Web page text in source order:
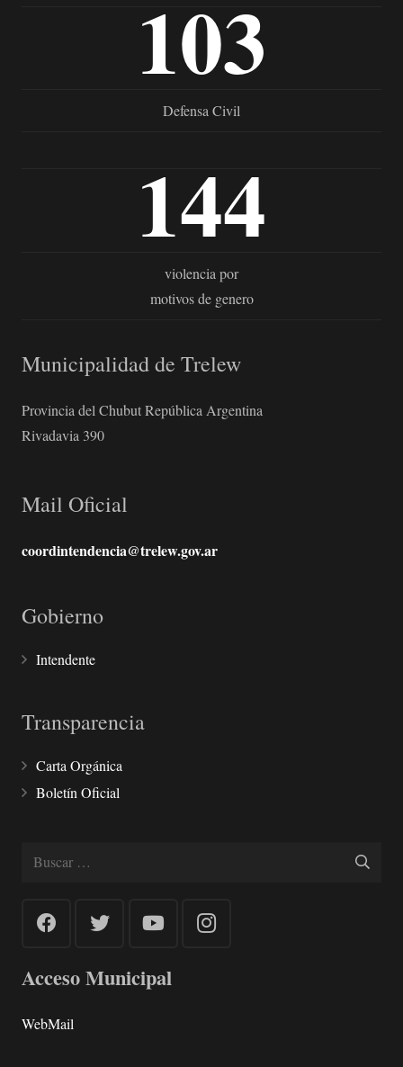
103
Defensa Civil
144
violencia por
motivos de genero
Municipalidad de Trelew
Provincia del Chubut República Argentina
Rivadavia 390
Mail Oficial
coordintendencia@trelew.gov.ar
Gobierno
Intendente
Transparencia
Carta Orgánica
Boletín Oficial
Buscar:
Acceso Municipal
WebMail